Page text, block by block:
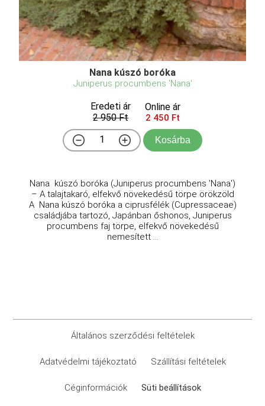
Nana kúszó boróka
Juniperus procumbens 'Nana'
Eredeti ár
2 950 Ft
Online ár
2 450 Ft
Kosárba
Nana kúszó boróka (Juniperus procumbens 'Nana')
– A talajtakaró, elfekvő növekedésű törpe örökzöld
A Nana kúszó boróka a ciprusfélék (Cupressaceae)
családjába tartozó, Japánban őshonos, Juniperus
procumbens faj törpe, elfekvő növekedésű
nemesített ...
Általános szerződési feltételek
Adatvédelmi tájékoztató Szállítási feltételek
Céginformációk Süti beállítások